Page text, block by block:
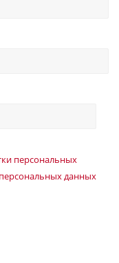
персональных
данных